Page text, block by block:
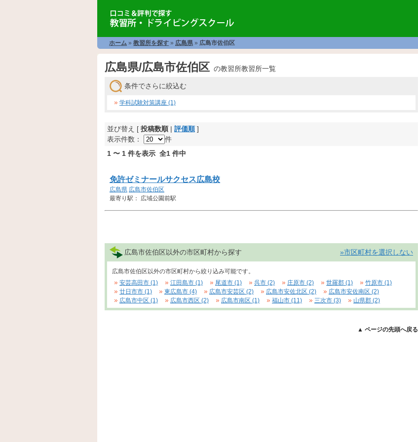
ホーム » 教習所を探す » 広島県 » 広島市佐伯区
広島県/広島市佐伯区 の教習所教習所一覧
条件でさらに絞込む
学科試験対策講座 (1)
並び替え [ 投稿数順| 評価順]
表示件数：
件
1 〜 1 件を表示 全1 件中
免許ゼミナールサクセス広島校
広島県 広島市佐伯区
最寄り駅： 広域公園前駅
広島市佐伯区以外の市区町村から探す »市区町村を選択しない
広島市佐伯区以外の市区町村から絞り込み可能です。
安芸高田市 (1)
江田島市 (1) 尾道市 (1) 呉市 (2) 庄原市 (2) 世羅郡 (1)
竹原市 (1)
廿日市市 (1)
東広島市 (4) 広島市安芸区 (2) 広島市安佐北区 (2)
広島市安佐南区 (2)
広島市中区 (1)
広島市西区 (2) 広島市南区 (1) 福山市 (11) 三次市 (3) 山県郡 (2)
▲ ページの先頭へ戻る